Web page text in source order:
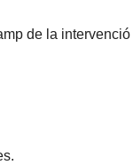
de la